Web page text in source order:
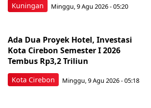
Kuningan Minggu, 9 Agu 2026 - 05:20
Kota Cirebon
Ada Dua Proyek Hotel, Investasi
Kota Cirebon Semester I 2026
Tembus Rp3,2 Triliun
Minggu, 9 Agu 2026 - 05:18